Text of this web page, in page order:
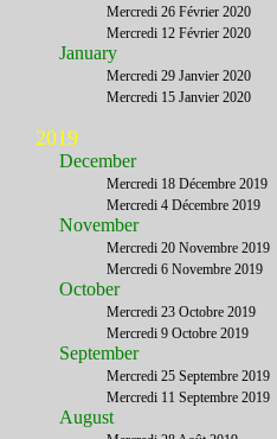
Le French District est le premier guide sur
internet en Français sur les Etats-Unis. Notre
principe : Le meilleur des Etats-Unis par ceux qui
Mercredi 26 Février 2020
Mercredi 12 Février 2020
January
Mercredi 29 Janvier 2020
Mercredi 15 Janvier 2020
2019
December
Mercredi 18 Décembre 2019
Mercredi 4 Décembre 2019
November
Mercredi 20 Novembre 2019
Mercredi 6 Novembre 2019
October
Mercredi 23 Octobre 2019
Mercredi 9 Octobre 2019
September
Mercredi 25 Septembre 2019
Mercredi 11 Septembre 2019
August